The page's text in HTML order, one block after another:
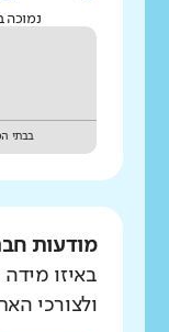
נמוכה
בבתי
מודעות
באיזו
ולצורכי